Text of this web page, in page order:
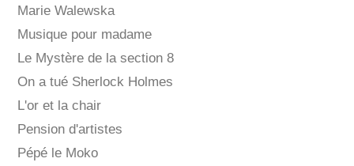
Marie Walewska
Musique pour madame
Le Mystère de la section 8
On a tué Sherlock Holmes
L'or et la chair
Pension d'artistes
Pépé le Moko